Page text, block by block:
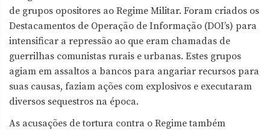
de grupos opositores ao Regime Militar. Foram criados os
Destacamentos de Operação de Informação (DOI’s) para
intensificar a repressão ao que eram chamadas de
guerrilhas comunistas rurais e urbanas. Estes grupos
agiam em assaltos a bancos para angariar recursos para
suas causas, faziam ações com explosivos e executaram
diversos sequestros na época.
As acusações de tortura contra o Regime também